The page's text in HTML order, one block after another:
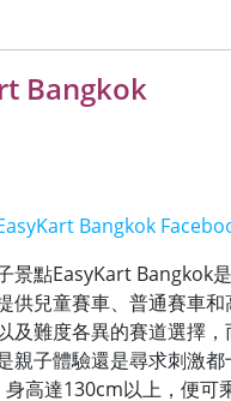
Bangkok
Bangkok
景點EasyKart Bangkok
供兒童賽車、普通賽車
及難度各異的賽道選擇
親子體驗還是尋求刺激
高達130cm以上，便可